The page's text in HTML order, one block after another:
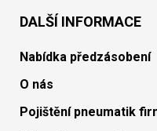
DALŠÍ INFORMACE
Nabídka předzásobení
O nás
Pojištění pneumatik